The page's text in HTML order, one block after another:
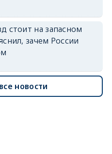
стоит на запасном
зачем России
новости